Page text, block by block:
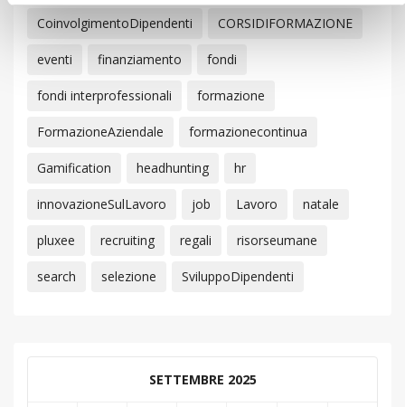
CoinvolgimentoDipendenti CORSIDIFORMAZIONE
eventi finanziamento fondi
fondi interprofessionali formazione
FormazioneAziendale formazionecontinua
Gamification headhunting hr
innovazioneSulLavoro job Lavoro natale
pluxee recruiting regali risorseumane
search selezione SviluppoDipendenti
SETTEMBRE 2025